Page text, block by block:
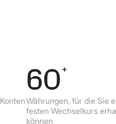
60+
Währungen, für die Sie einen
festen Wechselkurs erhalten